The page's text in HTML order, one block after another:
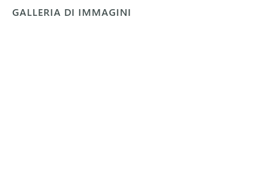
GALLERIA DI IMMAGINI